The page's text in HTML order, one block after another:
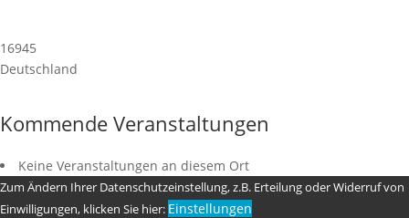
16945
Deutschland
Kommende Veranstaltungen
Keine Veranstaltungen an diesem Ort
Zum Ändern Ihrer Datenschutzeinstellung, z.B. Erteilung oder Widerruf von
Einwilligungen, klicken Sie hier: Einstellungen